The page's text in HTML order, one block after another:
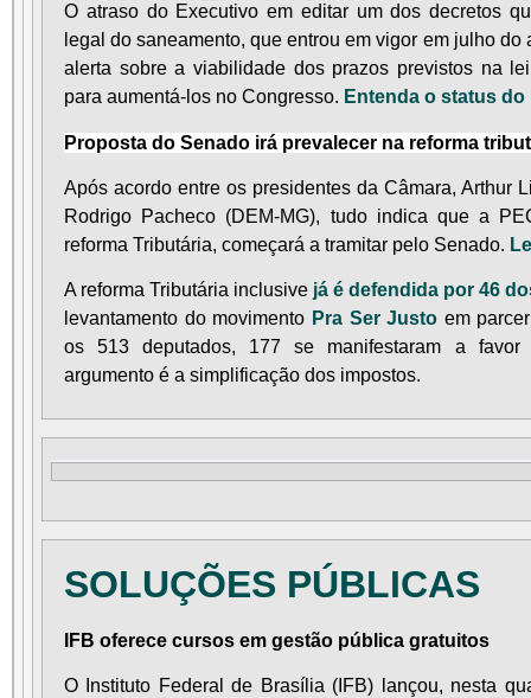
O atraso do Executivo em editar um dos decretos
legal do saneamento, que entrou em vigor em julho
alerta sobre a viabilidade dos prazos previstos na
para aumentá-los no Congresso. Entenda o status
Proposta do Senado irá prevalecer na reforma
Após acordo entre os presidentes da Câmara, Arthur
Rodrigo Pacheco (DEM-MG), tudo indica que a
reforma Tributária, começará a tramitar pelo Senado.
A reforma Tributária inclusive já é defendida por 46
levantamento do movimento Pra Ser Justo em
os 513 deputados, 177 se manifestaram a
argumento é a simplificação dos impostos.
SOLUÇÕES PÚBLICAS
IFB oferece cursos em gestão pública gratuitos
O Instituto Federal de Brasília (IFB) lançou, nesta